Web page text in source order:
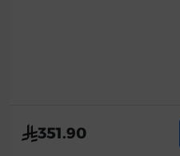
351.90